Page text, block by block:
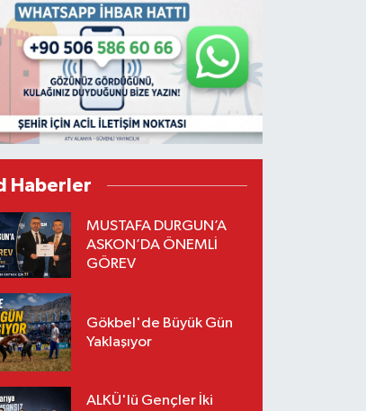
Haberler
MUSTAFA DURGUN’A
ASKON’DA ÖNEMLİ
GÖREV
Gökbel'de Büyük Gün
Yaklaşıyor
ALKÜ'lü Gençler İki